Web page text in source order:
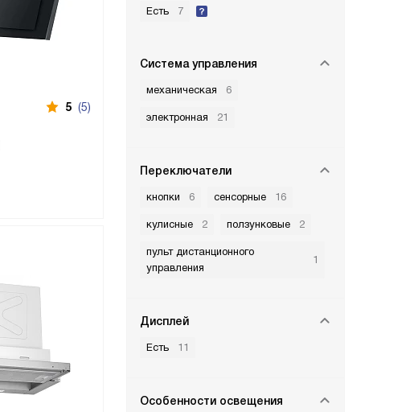
Есть 7
Система управления
механическая 6
электронная 21
Переключатели
кнопки 6 сенсорные 16
кулисные 2 ползунковые 2
пульт дистанционного
управления
1
Дисплей
Есть 11
Особенности освещения
5 (5)